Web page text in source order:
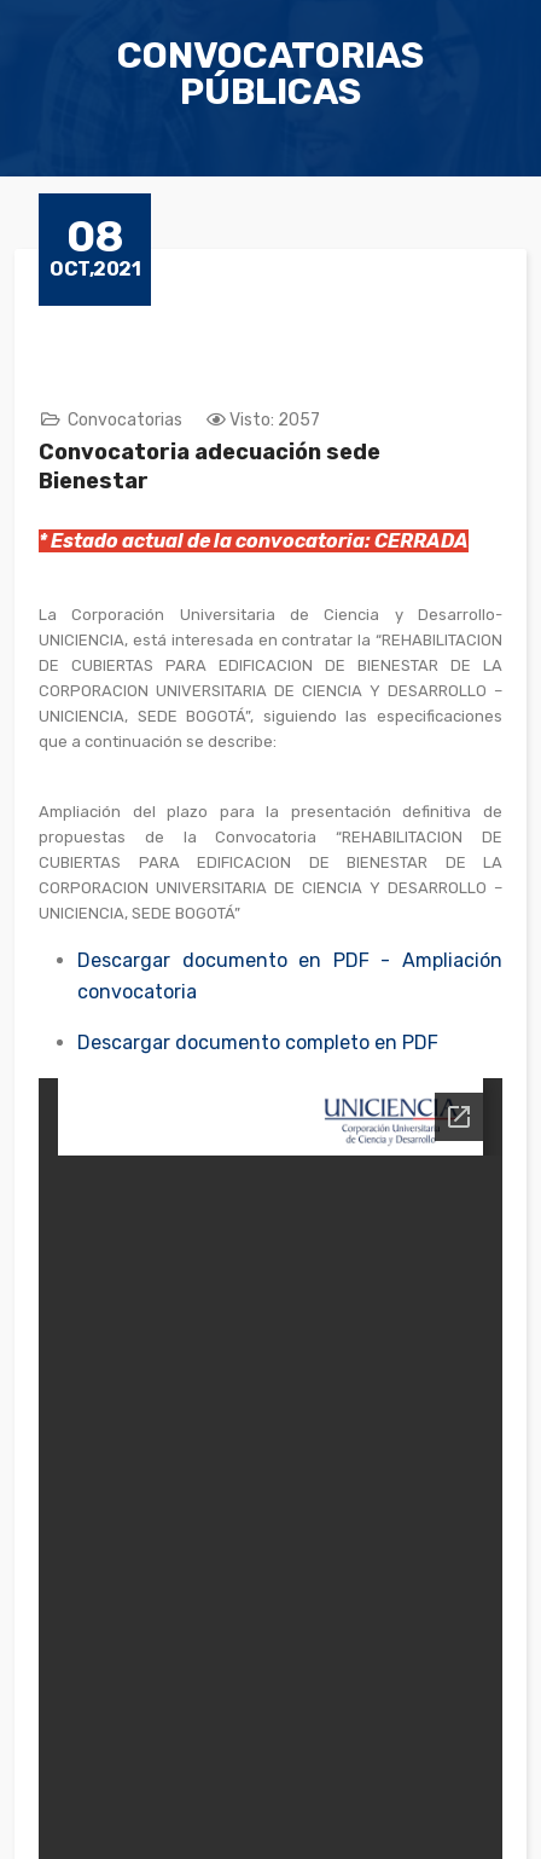
CONVOCATORIAS
PÚBLICAS
08
OCT,2021
Convocatorias Visto: 2057
Convocatoria adecuación sede
Bienestar
* Estado actual de la convocatoria: CERRADA
La Corporación Universitaria de Ciencia y Desarrollo-
UNICIENCIA, está interesada en contratar la “REHABILITACION
DE CUBIERTAS PARA EDIFICACION DE BIENESTAR DE LA
CORPORACION UNIVERSITARIA DE CIENCIA Y DESARROLLO –
UNICIENCIA, SEDE BOGOTÁ”, siguiendo las especificaciones
que a continuación se describe:
Ampliación del plazo para la presentación definitiva de
propuestas de la Convocatoria “REHABILITACION DE
CUBIERTAS PARA EDIFICACION DE BIENESTAR DE LA
CORPORACION UNIVERSITARIA DE CIENCIA Y DESARROLLO –
UNICIENCIA, SEDE BOGOTÁ”
Descargar documento en PDF - Ampliación
convocatoria
Descargar documento completo en PDF